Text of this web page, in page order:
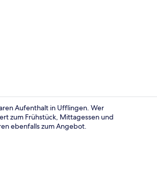
Aufenthalt in Ufflingen. Wer
zum Frühstück, Mittagessen und
ebenfalls zum Angebot.